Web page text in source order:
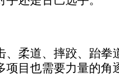
柔道、摔跤、跆拳
项目也需要力量的角